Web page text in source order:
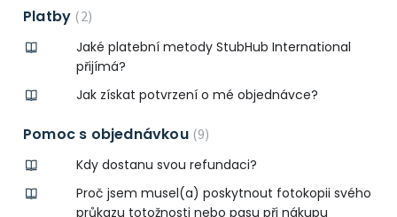
Platby 2
Jaké platební metody StubHub International
přijímá?
Jak získat potvrzení o mé objednávce?
Pomoc s objednávkou 9
Kdy dostanu svou refundaci?
Proč jsem musel(a) poskytnout fotokopii svého
průkazu totožnosti nebo pasu při nákupu